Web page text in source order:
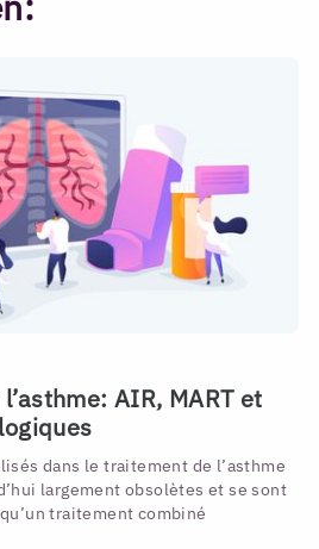
AIR, MART et
dans le traitement de l’asthme
largement obsolètes et se sont
traitement combiné